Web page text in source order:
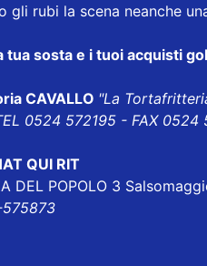
gli rubi la scena neanche
tua sosta e i tuoi acquisti
CAVALLO "La
0524 572195 - FAX
QUI RIT
DEL POPOLO 3